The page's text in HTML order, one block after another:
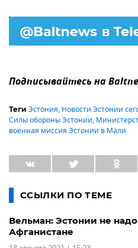
Подписывайтесь на
Теги Эстония, Новости Эстонии
Силы обороны Эстонии,
военная миссия Эстонии в Мали
ССЫЛКИ ПО ТЕМЕ
Вельман: Эстонии не
Афганистане